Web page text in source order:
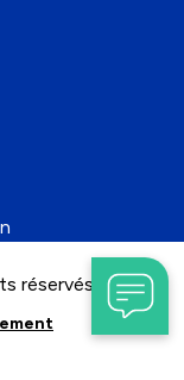
réservés